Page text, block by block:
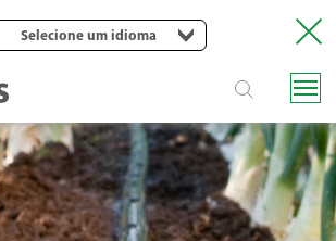
Selecione um idioma